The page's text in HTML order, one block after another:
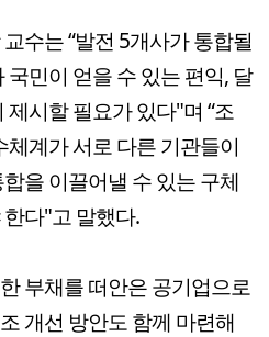
수는 “발전 5개사가 통합될
민이 얻을 수 있는 편익, 달
시할 필요가 있다"며 “조
계가 서로 다른 기관들이
을 이끌어낼 수 있는 구체
다"고 말했다.
부채를 떠안은 공기업으로
개선 방안도 함께 마련해